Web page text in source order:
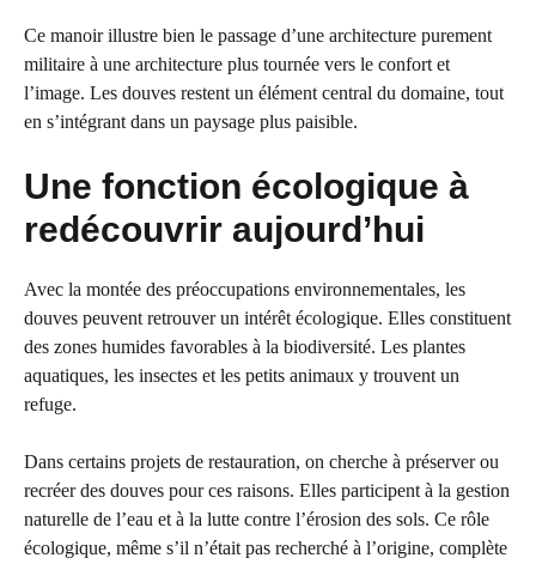
Ce manoir illustre bien le passage d’une architecture purement
militaire à une architecture plus tournée vers le confort et
l’image. Les douves restent un élément central du domaine, tout
en s’intégrant dans un paysage plus paisible.
Une fonction écologique à
redécouvrir aujourd’hui
Avec la montée des préoccupations environnementales, les
douves peuvent retrouver un intérêt écologique. Elles constituent
des zones humides favorables à la biodiversité. Les plantes
aquatiques, les insectes et les petits animaux y trouvent un
refuge.
Dans certains projets de restauration, on cherche à préserver ou
recréer des douves pour ces raisons. Elles participent à la gestion
naturelle de l’eau et à la lutte contre l’érosion des sols. Ce rôle
écologique, même s’il n’était pas recherché à l’origine, complète